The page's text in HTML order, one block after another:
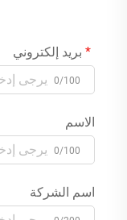
بريد إلكتروني
0/100
الاسم
0/100
اسم الشركة